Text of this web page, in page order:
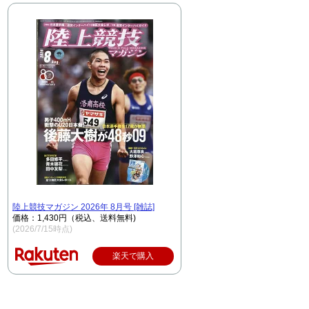
陸上競技マガジン 2026年 8月号 [雑誌]
価格：1,430円（税込、送料無料)
(2026/7/15時点)
楽天で購入